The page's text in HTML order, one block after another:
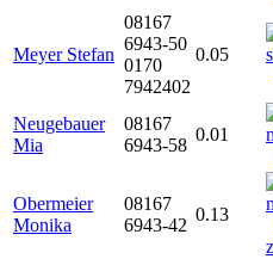
Meyer Stefan
08167
6943-50
0170
7942402
0.05
Neugebauer
Mia
08167
6943-58
0.01
Obermeier
Monika
08167
6943-42
0.13